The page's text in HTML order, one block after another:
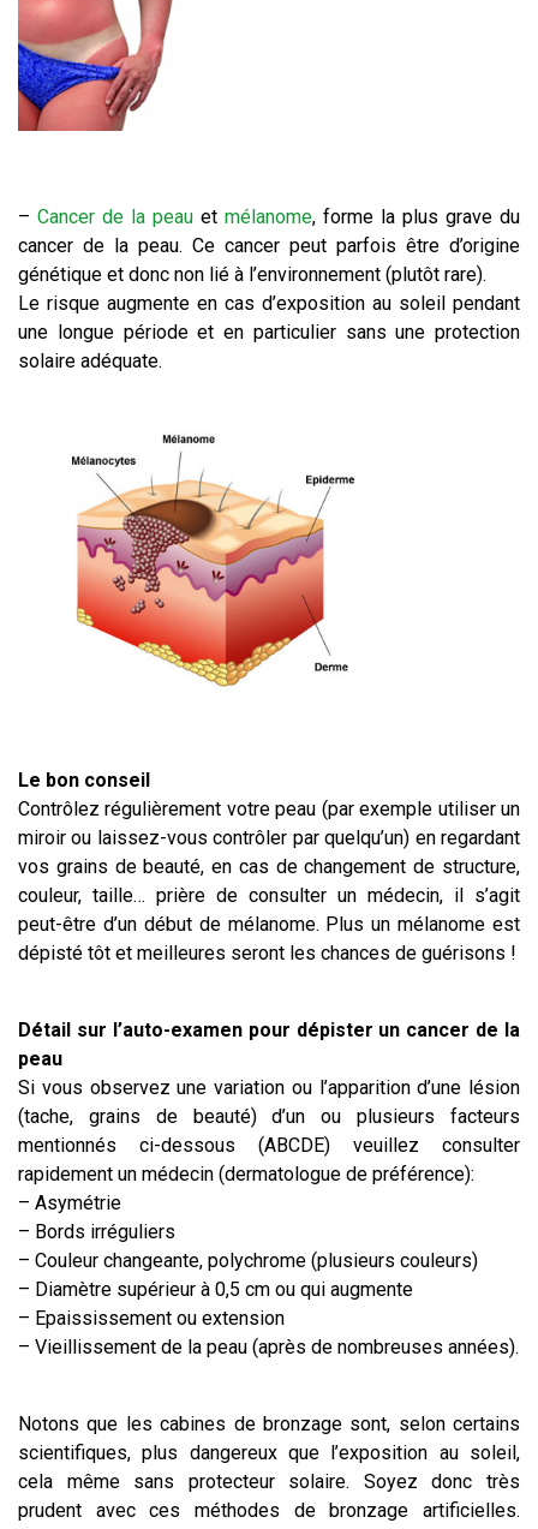
– Cancer de la peau et mélanome, forme la plus grave du
cancer de la peau. Ce cancer peut parfois être d’origine
génétique et donc non lié à l’environnement (plutôt rare).
Le risque augmente en cas d’exposition au soleil pendant
une longue période et en particulier sans une protection
solaire adéquate.
Le bon conseil
Contrôlez régulièrement votre peau (par exemple utiliser un
miroir ou laissez-vous contrôler par quelqu’un) en regardant
vos grains de beauté, en cas de changement de structure,
couleur, taille… prière de consulter un médecin, il s’agit
peut-être d’un début de mélanome. Plus un mélanome est
dépisté tôt et meilleures seront les chances de guérisons !
Détail sur l’auto-examen pour dépister un cancer de la
peau
Si vous observez une variation ou l’apparition d’une lésion
(tache, grains de beauté) d’un ou plusieurs facteurs
mentionnés ci-dessous (ABCDE) veuillez consulter
rapidement un médecin (dermatologue de préférence):
– Asymétrie
– Bords irréguliers
– Couleur changeante, polychrome (plusieurs couleurs)
– Diamètre supérieur à 0,5 cm ou qui augmente
– Epaississement ou extension
– Vieillissement de la peau (après de nombreuses années).
Notons que les cabines de bronzage sont, selon certains
scientifiques, plus dangereux que l’exposition au soleil,
cela même sans protecteur solaire. Soyez donc très
prudent avec ces méthodes de bronzage artificielles.